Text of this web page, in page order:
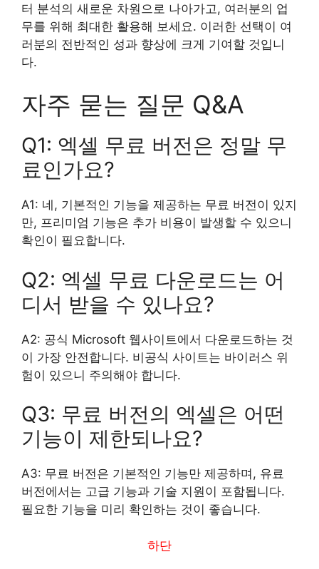
터 분석의 새로운 차원으로 나아가고, 여러분의 업
무를 위해 최대한 활용해 보세요. 이러한 선택이 여
러분의 전반적인 성과 향상에 크게 기여할 것입니
다.
자주 묻는 질문 Q&A
Q1: 엑셀 무료 버전은 정말 무
료인가요?
A1: 네, 기본적인 기능을 제공하는 무료 버전이 있지
만, 프리미엄 기능은 추가 비용이 발생할 수 있으니
확인이 필요합니다.
Q2: 엑셀 무료 다운로드는 어
디서 받을 수 있나요?
A2: 공식 Microsoft 웹사이트에서 다운로드하는 것
이 가장 안전합니다. 비공식 사이트는 바이러스 위
험이 있으니 주의해야 합니다.
Q3: 무료 버전의 엑셀은 어떤
기능이 제한되나요?
A3: 무료 버전은 기본적인 기능만 제공하며, 유료
버전에서는 고급 기능과 기술 지원이 포함됩니다.
필요한 기능을 미리 확인하는 것이 좋습니다.
하단